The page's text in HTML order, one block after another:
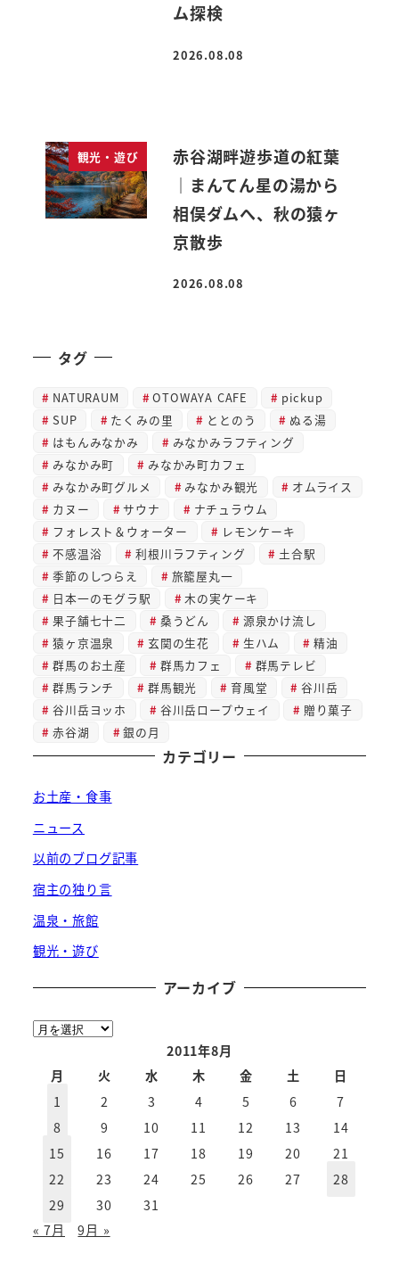
ム探検
投稿日
2026.08.08
観光・遊び
赤谷湖畔遊歩道の紅葉
｜まんてん星の湯から
相俣ダムへ、秋の猿ヶ
京散歩
投稿日
2026.08.08
タグ
NATURAUM OTOWAYA CAFE
pickup
SUP
たくみの里 ととのう
ぬる湯
はもんみなかみ
みなかみラフティング
みなかみ町
みなかみ町カフェ
みなかみ町グルメ
みなかみ観光
オムライス
カヌー
サウナ
ナチュラウム
フォレスト＆ウォーター
レモンケーキ
不感温浴
利根川ラフティング
土合駅
季節のしつらえ
旅籠屋丸一
日本一のモグラ駅
木の実ケーキ
果子舗七十二
桑うどん
源泉かけ流し
猿ヶ京温泉
玄関の生花 生ハム
精油
群馬のお土産
群馬カフェ
群馬テレビ
群馬ランチ
群馬観光 育風堂
谷川岳
谷川岳ヨッホ
谷川岳ロープウェイ
贈り菓子
赤谷湖
銀の月
カテゴリー
お土産・食事
ニュース
以前のブログ記事
宿主の独り言
温泉・旅館
観光・遊び
アーカイブ
ア
2011年8月
月
火 水 木 金 土
日
1
2 3 4 5 6
7
8
9 10 11 12 13
14
15
16 17 18 19 20
21
22
23 24 25 26 27
28
29
30
31
« 7月
9月 »